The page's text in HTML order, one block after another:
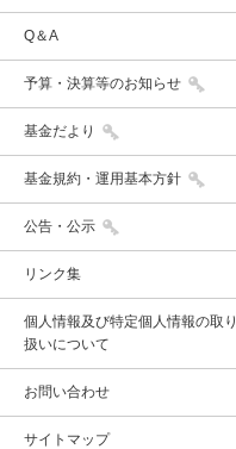
Q＆A
予算・決算等のお知らせ
基金だより
基金規約・運用基本方針
公告・公示
リンク集
個人情報及び特定個人情報の取り
扱いについて
お問い合わせ
サイトマップ